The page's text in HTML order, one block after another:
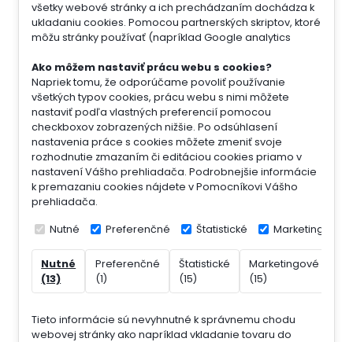
všetky webové stránky a ich prechádzaním dochádza k
ukladaniu cookies. Pomocou partnerských skriptov, ktoré
môžu stránky používať (napríklad Google analytics
Ako môžem nastaviť prácu webu s cookies?
Napriek tomu, že odporúčame povoliť používanie
všetkých typov cookies, prácu webu s nimi môžete
nastaviť podľa vlastných preferencií pomocou
checkboxov zobrazených nižšie. Po odsúhlasení
nastavenia práce s cookies môžete zmeniť svoje
rozhodnutie zmazaním či editáciou cookies priamo v
nastavení Vášho prehliadača. Podrobnejšie informácie
k premazaniu cookies nájdete v Pomocníkovi Vášho
prehliadača.
Nutné Preferenčné Štatistické Marketingové
Nutné
(13)
Preferenčné
(1)
Štatistické
(15)
Marketingové
(15)
Tieto informácie sú nevyhnutné k správnemu chodu
webovej stránky ako napríklad vkladanie tovaru do